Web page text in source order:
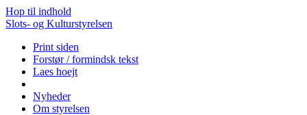
Hop til indhold
Slots- og Kulturstyrelsen
Print siden
Forstør / formindsk tekst
Laes hoejt
Nyheder
Om styrelsen